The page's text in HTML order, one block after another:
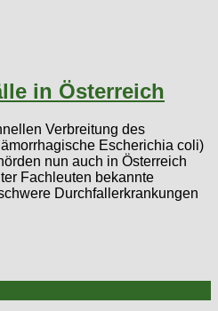
in Österreich
Verbreitung des
Escherichia coli)
nun auch in Österreich
Fachleuten bekannte
Durchfallerkrankungen